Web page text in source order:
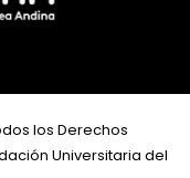
los Derechos
Universitaria del